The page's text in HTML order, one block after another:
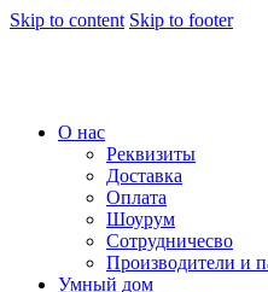
Skip to content Skip to footer
О нас
Реквизиты
Доставка
Оплата
Шоурум
Сотрудничесво
Производители и
Умный дом